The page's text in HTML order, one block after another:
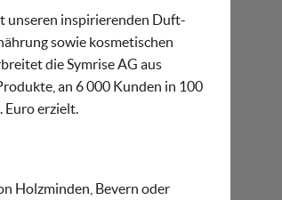
unseren inspirierenden Duft-
sowie kosmetischen
die Symrise AG aus
an 6 000 Kunden in 100
Euro erzielt.
Holzminden, Bevern oder